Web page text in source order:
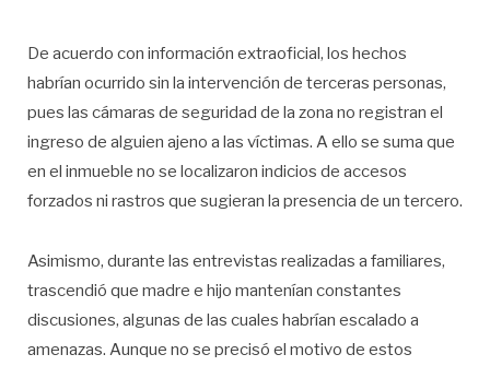
De acuerdo con información extraoficial, los hechos
habrían ocurrido sin la intervención de terceras personas,
pues las cámaras de seguridad de la zona no registran el
ingreso de alguien ajeno a las víctimas. A ello se suma que
en el inmueble no se localizaron indicios de accesos
forzados ni rastros que sugieran la presencia de un tercero.
Asimismo, durante las entrevistas realizadas a familiares,
trascendió que madre e hijo mantenían constantes
discusiones, algunas de las cuales habrían escalado a
amenazas. Aunque no se precisó el motivo de estos